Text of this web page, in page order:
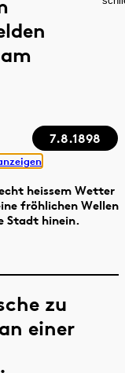
7.8.1898
heissem Wetter
fröhlichen Wellen
Stadt hinein.
zu
einer